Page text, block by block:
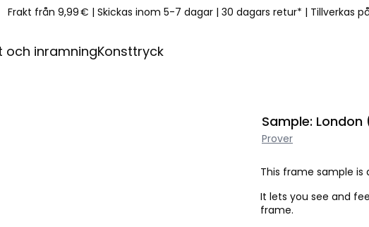
Frakt från 9,99 € | Skickas inom 5-7 dagar | 30 dagars retur* | Tillverkas
och inramningKonsttryck
Sample:
Prover
This frame sample is
It lets you see and
frame.